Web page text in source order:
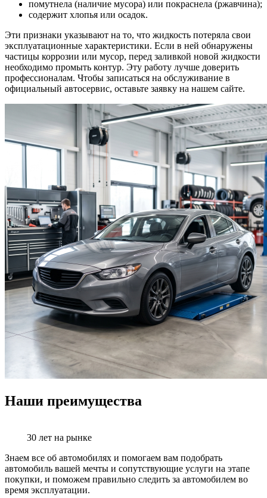
помутнела (наличие мусора) или покраснела (ржавчина);
содержит хлопья или осадок.
Эти признаки указывают на то, что жидкость потеряла свои
эксплуатационные характеристики. Если в ней обнаружены
частицы коррозии или мусор, перед заливкой новой жидкости
необходимо промыть контур. Эту работу лучше доверить
профессионалам. Чтобы записаться на обслуживание в
официальный автосервис, оставьте заявку на нашем сайте.
Наши преимущества
30 лет на рынке
Знаем все об автомобилях и помогаем вам подобрать
автомобиль вашей мечты и сопутствующие услуги на этапе
покупки, и поможем правильно следить за автомобилем во
время эксплуатации.